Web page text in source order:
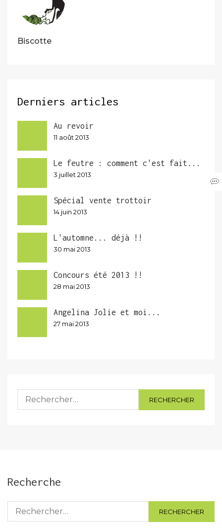
Biscotte
Derniers articles
Au revoir
11 août 2013
Le feutre : comment c'est fait...
3 juillet 2013
Spécial vente trottoir
14 juin 2013
L'automne... déjà !!
30 mai 2013
Concours été 2013 !!
28 mai 2013
Angelina Jolie et moi...
27 mai 2013
Rechercher :
Recherche
Rechercher :